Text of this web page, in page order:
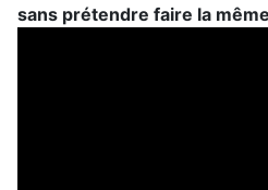
sans prétendre faire la